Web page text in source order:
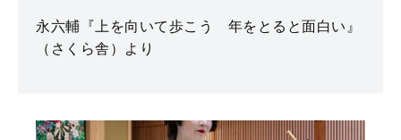
永六輔『上を向いて歩こう 年をとると面白い』
（さくら舎）より